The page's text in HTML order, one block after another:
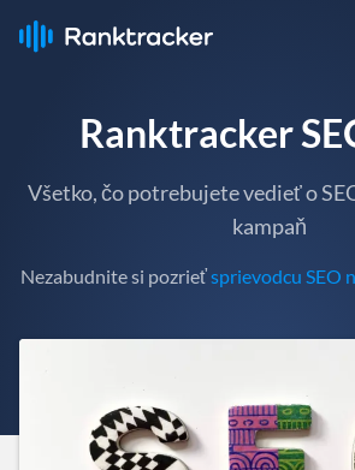
Ranktracker
Všetko, čo potrebujete vedieť o
kampaň
Nezabudnite si pozrieťsprievodcu SEO